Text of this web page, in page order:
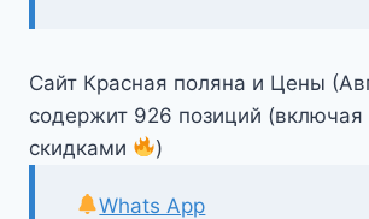
Сайт Красная поляна и Цены
содержит 926 позиций (включая
скидками
)
Whats App